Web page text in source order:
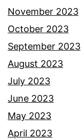
November 2023
October 2023
September 2023
August 2023
July 2023
June 2023
May 2023
April 2023